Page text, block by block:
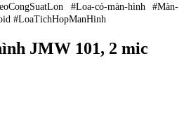
#Loa-có-màn-hình #Màn-
#LoaTichHopManHinh
JMW 101, 2 mic